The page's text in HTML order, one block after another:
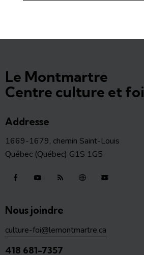
Le Montmartre
Centre culture et foi
Addresse
1669-1679, chemin Saint-Louis
Québec (Québec) G1S 1G5
Nous joindre
culture-foi@lemontmartre.ca
418 681-7357